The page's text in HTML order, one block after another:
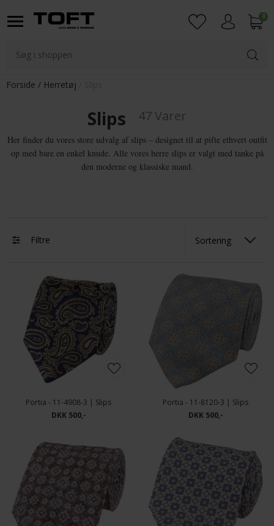
0
Forside Herretøj
Slips 47 Varer
Her finder du vores store udvalg af slips – designet til at pifte ethvert outfit
op med bare en enkel knude. Alle vores herre slips er valgt med tanke på
den moderne og klassiske mand.
Filtre
Portia - 11-4908-3 | Slips
DKK 500,-
Portia - 11-8120-3 | Slips
DKK 500,-